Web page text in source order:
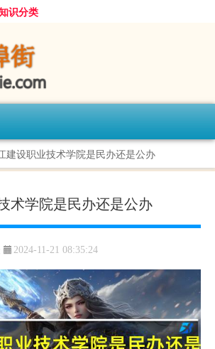
识分类
建设职业技术学院是民办还是公办
术学院是民办还是公办
2024-11-21 08:35:24